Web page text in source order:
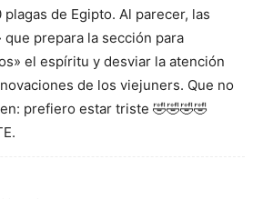
plagas de Egipto. Al parecer, las
que prepara la sección para
el espíritu y desviar la atención
de los viejuners. Que no
prefiero estar triste 🤣🤣🤣🤣